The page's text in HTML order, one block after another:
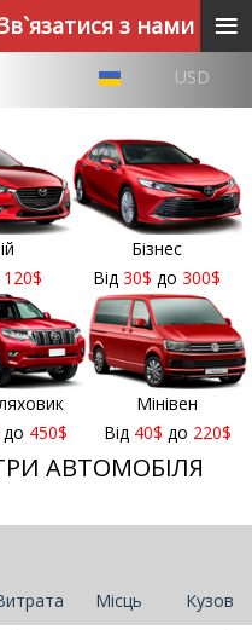
USD
120$
Бізнес
Від 30$ до 300$
до 450$
Мінівен
Від 40$ до 220$
АВТОМОБІЛЯ
Місць Кузов
з нами ≡